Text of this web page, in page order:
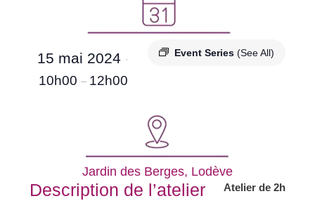
Event Series (See All)
15 mai 2024 ·
10h00 – 12h00
Jardin des Berges, Lodève
Description de l’atelier Atelier de 2h